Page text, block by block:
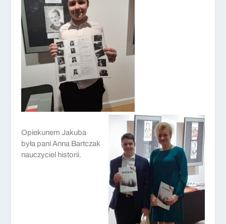
Opiekunem Jakuba
była pani Anna Bartczak
nauczyciel historii.